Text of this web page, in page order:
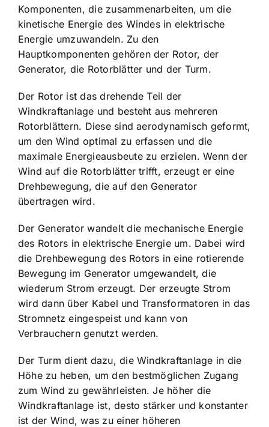
Komponenten, die zusammenarbeiten, um die
kinetische Energie des Windes in elektrische
Energie umzuwandeln. Zu den
Hauptkomponenten gehören der Rotor, der
Generator, die Rotorblätter und der Turm.
Der Rotor ist das drehende Teil der
Windkraftanlage und besteht aus mehreren
Rotorblättern. Diese sind aerodynamisch geformt,
um den Wind optimal zu erfassen und die
maximale Energieausbeute zu erzielen. Wenn der
Wind auf die Rotorblätter trifft, erzeugt er eine
Drehbewegung, die auf den Generator
übertragen wird.
Der Generator wandelt die mechanische Energie
des Rotors in elektrische Energie um. Dabei wird
die Drehbewegung des Rotors in eine rotierende
Bewegung im Generator umgewandelt, die
wiederum Strom erzeugt. Der erzeugte Strom
wird dann über Kabel und Transformatoren in das
Stromnetz eingespeist und kann von
Verbrauchern genutzt werden.
Der Turm dient dazu, die Windkraftanlage in die
Höhe zu heben, um den bestmöglichen Zugang
zum Wind zu gewährleisten. Je höher die
Windkraftanlage ist, desto stärker und konstanter
ist der Wind, was zu einer höheren